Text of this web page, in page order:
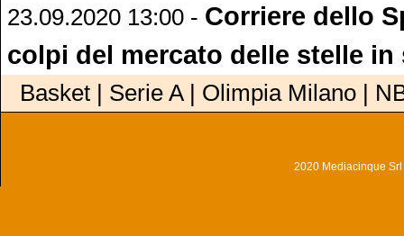
23.09.2020 13:00 - Corriere dello
colpi del mercato delle stelle in
Basket | Serie A | Olimpia Milano |
2020 Mediacinque Srl